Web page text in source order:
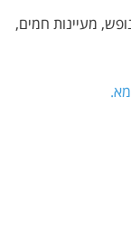
מעיינות חמים,